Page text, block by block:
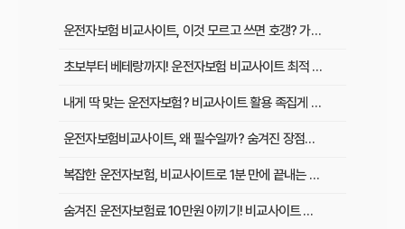
운전자보험 비교사이트, 이것 모르고 쓰면 호갱? 가입 전 필수 확인사항
초보부터 베테랑까지! 운전자보험 비교사이트 최적 활용법과 맞춤 플랜
내게 딱 맞는 운전자보험? 비교사이트 활용 족집게 가이드 & 성공 후기
운전자보험비교사이트, 왜 필수일까? 숨겨진 장점과 현명하게 활용하는 비법
복잡한 운전자보험, 비교사이트로 1분 만에 끝내는 최적 보험료 찾기
숨겨진 운전자보험료 10만원 아끼기! 비교사이트 활용법 이것부터 확인